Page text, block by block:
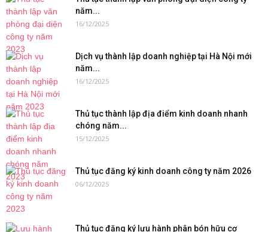
năm...
16/12/2025
Dịch vụ thành lập doanh nghiệp tại Hà Nội mới
năm...
16/12/2025
Thủ tục thành lập địa điểm kinh doanh nhanh
chóng năm...
15/12/2025
Thủ tục đăng ký kinh doanh công ty năm 2026
06/12/2025
Thủ tục đăng ký lưu hành phân bón hữu cơ